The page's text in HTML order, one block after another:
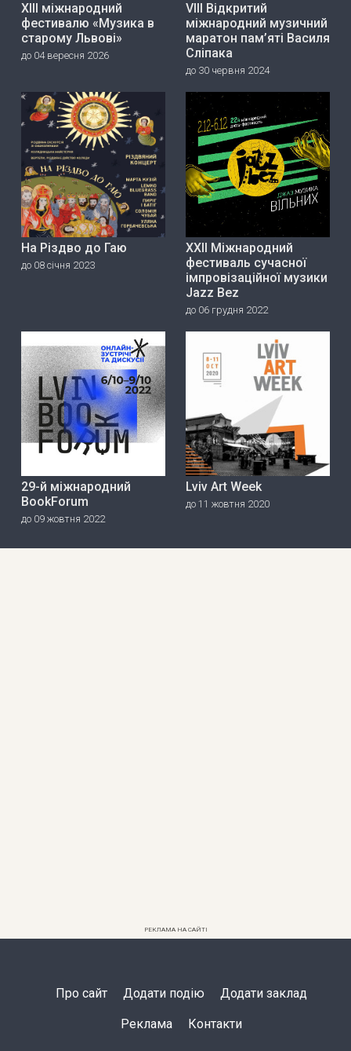
ХІІІ міжнародний
фестивалю «Музика в
старому Львові»
до 04 вересня 2026
VIII Відкритий
міжнародний музичний
маратон пам’яті Василя
Сліпака
до 30 червня 2024
На Різдво до Гаю
до 08 січня 2023
ХХІІ Міжнародний
фестиваль сучасної
імпровізаційної музики
Jazz Bez
до 06 грудня 2022
29-й міжнародний
BookForum
до 09 жовтня 2022
Lviv Art Week
до 11 жовтня 2020
РЕКЛАМА НА САЙТІ
Про сайт Додати подію Додати заклад
Реклама Контакти